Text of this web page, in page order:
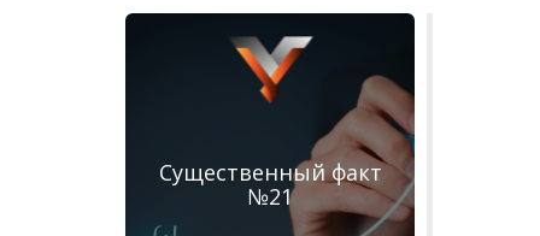
Существенный факт
№21